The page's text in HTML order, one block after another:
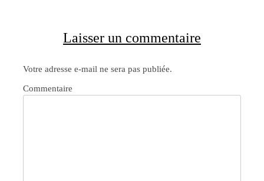
Laisser un commentaire
Votre adresse e-mail ne sera pas publiée.
Commentaire